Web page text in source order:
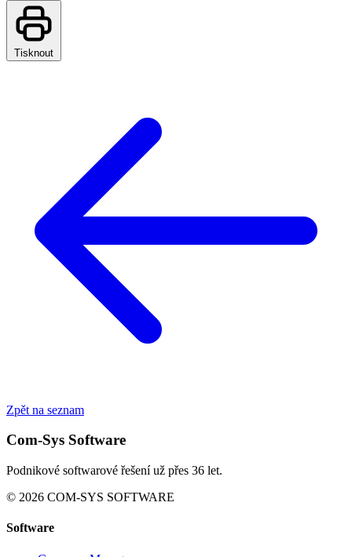
Tisknout
Zpět na seznam
Com-Sys Software
Podnikové softwarové řešení už přes 36 let.
© 2026 COM-SYS SOFTWARE
Software